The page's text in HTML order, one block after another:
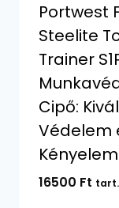
Portwest
Steelite
Trainer
Cipő:
Védelem
Kényelem
16500 Ft tart.